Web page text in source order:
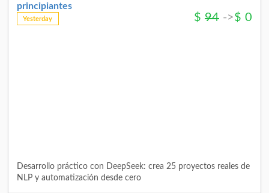
principiantes
Yesterday $ 94 ->$ 0
Desarrollo práctico con DeepSeek: crea 25 proyectos reales de
NLP y automatización desde cero